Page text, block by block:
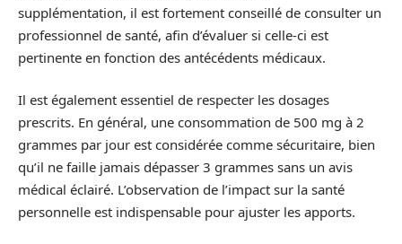
supplémentation, il est fortement conseillé de consulter un
professionnel de santé, afin d’évaluer si celle-ci est
pertinente en fonction des antécédents médicaux.
Il est également essentiel de respecter les dosages
prescrits. En général, une consommation de 500 mg à 2
grammes par jour est considérée comme sécuritaire, bien
qu’il ne faille jamais dépasser 3 grammes sans un avis
médical éclairé. L’observation de l’impact sur la santé
personnelle est indispensable pour ajuster les apports.